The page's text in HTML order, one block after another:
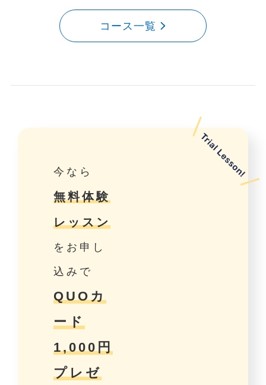
コース一覧
今なら
無料体験
レッスン
をお申し
込みで
QUOカ
ード
1,000円
プレゼ